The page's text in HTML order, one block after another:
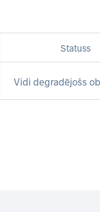
Statuss
Vidi degradējošs